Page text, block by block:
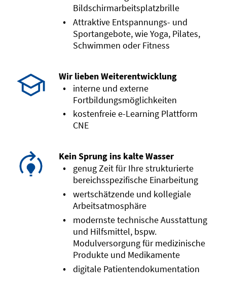
Bildschirmarbeitsplatzbrille
Attraktive Entspannungs- und
Sportangebote, wie Yoga, Pilates,
Schwimmen oder Fitness
Wir lieben Weiterentwicklung
interne und externe
Fortbildungsmöglichkeiten
kostenfreie e-Learning Plattform
CNE
Kein Sprung ins kalte Wasser
genug Zeit für Ihre strukturierte
bereichsspezifische Einarbeitung
wertschätzende und kollegiale
Arbeitsatmosphäre
modernste technische Ausstattung
und Hilfsmittel, bspw.
Modulversorgung für medizinische
Produkte und Medikamente
digitale Patientendokumentation